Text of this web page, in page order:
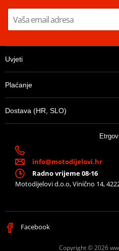
Uvjeti
Plaćanje
Dostava (HR, SLO)
info@motodijelovi.hr
Radno vrijeme 08-16
Motodijelovi d.o.o, Vinično 14,
Facebook
Copyright © 2026